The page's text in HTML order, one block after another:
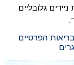
גלובליים
הפרטיים